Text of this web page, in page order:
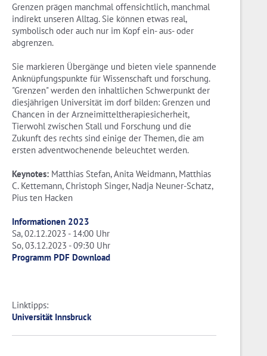
Grenzen prägen manchmal offensichtlich, manchmal
indirekt unseren Alltag. Sie können etwas real,
symbolisch oder auch nur im Kopf ein- aus- oder
abgrenzen.
Sie markieren Übergänge und bieten viele spannende
Anknüpfungspunkte für Wissenschaft und forschung.
"Grenzen" werden den inhaltlichen Schwerpunkt der
diesjährigen Universität im dorf bilden: Grenzen und
Chancen in der Arzneimitteltherapiesicherheit,
Tierwohl zwischen Stall und Forschung und die
Zukunft des rechts sind einige der Themen, die am
ersten adventwochenende beleuchtet werden.
Keynotes: Matthias Stefan, Anita Weidmann, Matthias
C. Kettemann, Christoph Singer, Nadja Neuner-Schatz,
Pius ten Hacken
Informationen 2023
Sa, 02.12.2023 - 14:00 Uhr
So, 03.12.2023 - 09:30 Uhr
Programm PDF Download
Linktipps:
Universität Innsbruck